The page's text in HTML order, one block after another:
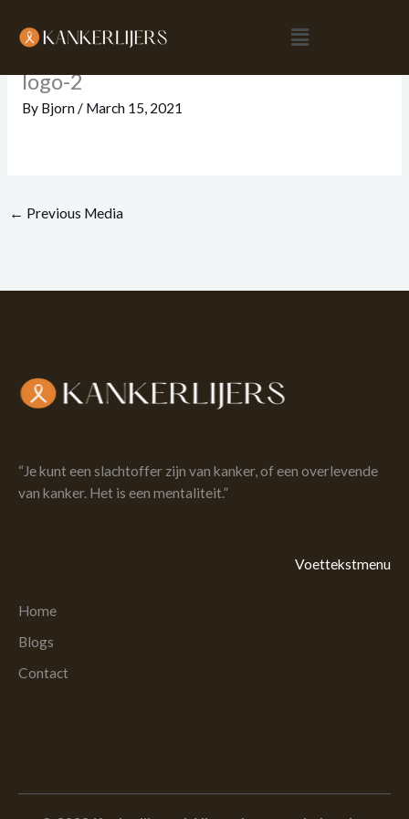
Menu
logo-2
By Bjorn/ March 15, 2021
← Previous Media
“Je kunt een slachtoffer zijn van kanker, of een overlevende
van kanker. Het is een mentaliteit.”
Voettekstmenu
Home
Blogs
Contact